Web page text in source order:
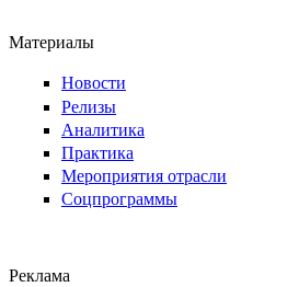
Материалы
Новости
Релизы
Аналитика
Практика
Мероприятия отрасли
Соцпрограммы
Реклама